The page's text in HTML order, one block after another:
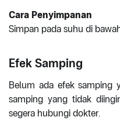
Cara Penyimpanan
Simpan pada suhu di
Efek Samping
Belum ada efek samping
samping yang tidak
segera hubungi dokter.